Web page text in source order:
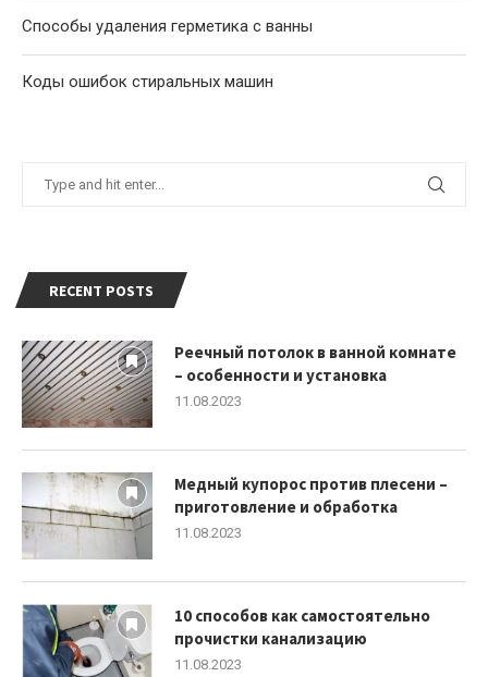
Способы удаления герметика с ванны
Коды ошибок стиральных машин
RECENT POSTS
Реечный потолок в ванной комнате
– особенности и установка
11.08.2023
Медный купорос против плесени –
приготовление и обработка
11.08.2023
10 способов как самостоятельно
прочистки канализацию
11.08.2023